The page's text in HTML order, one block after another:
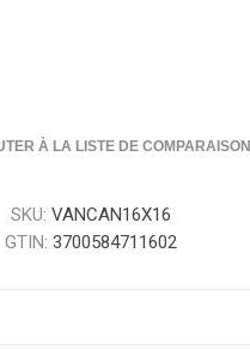
À LA LISTE DE COMPARAISON
SKU: VANCAN16X16
GTIN: 3700584711602